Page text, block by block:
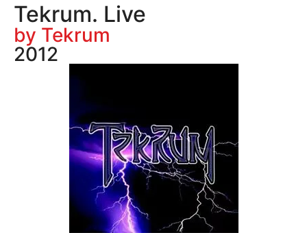
Tekrum. Live
by Tekrum
2012